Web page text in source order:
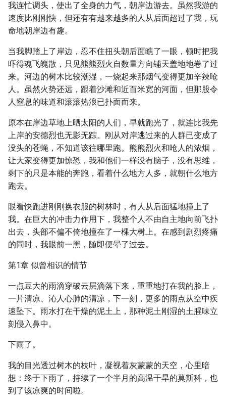
我连忙调头，使出了全身的力气，朝岸边游去。虽然我游的
速度比刚刚快，但还有有越来越多的人从后面超过了我，玩
命地朝岸边有趣。
当我脚踏上了岸边，忍不住扭头朝后面瞧了一眼，顿时把我
吓得魂飞魄散，只见熊熊烈火自数量方向铺天盖地地卷了过
来。河边的树木比较潮湿，一烧起来那烟气变得更加辛辣呛
人。虽然火势还远，跟着沙滩和近百米宽的河面，但那股令
人窒息的味道和滚滚热浪已扑面而来。
原本在岸边草地上晒太阳的人们，早就跑光了，就连比我先
上岸的安德烈也无影无踪。刚从对岸逃过来的人群已变成了
没头的苍蝇，不知道该往哪里跑。熊熊烈火和呛人的浓烟，
让大家变得更加惊恐，我和他们一样没有脑子，没有思维，
剩下的只是本能的奔跑，看着什么地方人多，就朝什么地方
跑去。
眼看快跑进刚刚换衣服的树林时，有人从后面猛地撞上了
我。在巨大的冲击力作用下，我整个人不由自主地向前飞扑
出去，头部不偏不倚地撞在了一棵大树上。在感到剧烈疼痛
的同时，我眼前一黑，随即便晕了过去。
第1章 似曾相识的情节
一点豆大的雨滴穿破云层滴落下来，重重地打在我的脸上，
一片清凉、沁人心肺的清凉，下一刻，更多的雨点从空中疾
速坠下。雨水打在干燥的泥土上，那种泥土刚湿的土腥味立
刻侵入鼻中。
下雨了。
我的目光透过树木的枝叶，凝视着灰蒙蒙的天空，心里暗
想：终于下雨了，持续了一个半月的高温干旱的莫斯科，也
到了该凉爽的时间啦。